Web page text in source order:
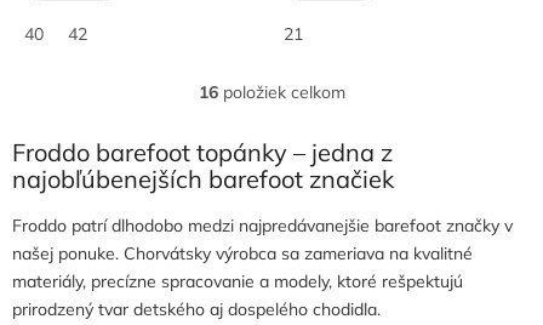
40 42 21
O
l
á
d
a
c
i
e
p
16položiek celkom
Froddo barefoot topánky – jedna z
najobľúbenejších barefoot značiek
Froddo patrí dlhodobo medzi najpredávanejšie barefoot značky v
našej ponuke. Chorvátsky výrobca sa zameriava na kvalitné
materiály, precízne spracovanie a modely, ktoré rešpektujú
prirodzený tvar detského aj dospelého chodidla.